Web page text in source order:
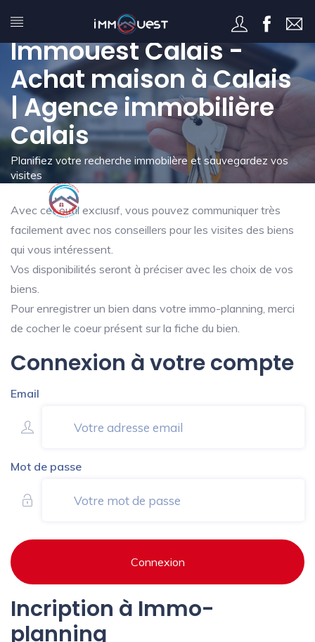
Mon immo-planning -
Immouest Calais -
Achat maison à Calais
| Agence immobilière
Calais
Planifiez votre recherche immobilère et sauvegardez vos
visites
Avec cet outil exclusif, vous pouvez communiquer très
facilement avec nos conseillers pour les visites des biens
qui vous intéressent.
Vos disponibilités seront à préciser avec les choix de vos
biens.
Pour enregistrer un bien dans votre immo-planning, merci
de cocher le coeur présent sur la fiche du bien.
Connexion à votre compte
Email
Mot de passe
Connexion
Incription à Immo-
planning